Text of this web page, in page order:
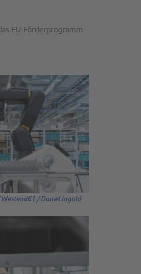
EU-Förderprogramm
/ Daniel Ingold